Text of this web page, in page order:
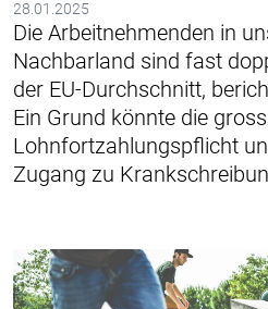
28.01.2025
Die Arbeitnehmenden in
Nachbarland sind fast
der EU-Durchschnitt,
Ein Grund könnte die
Lohnfortzahlungspflicht
Zugang zu